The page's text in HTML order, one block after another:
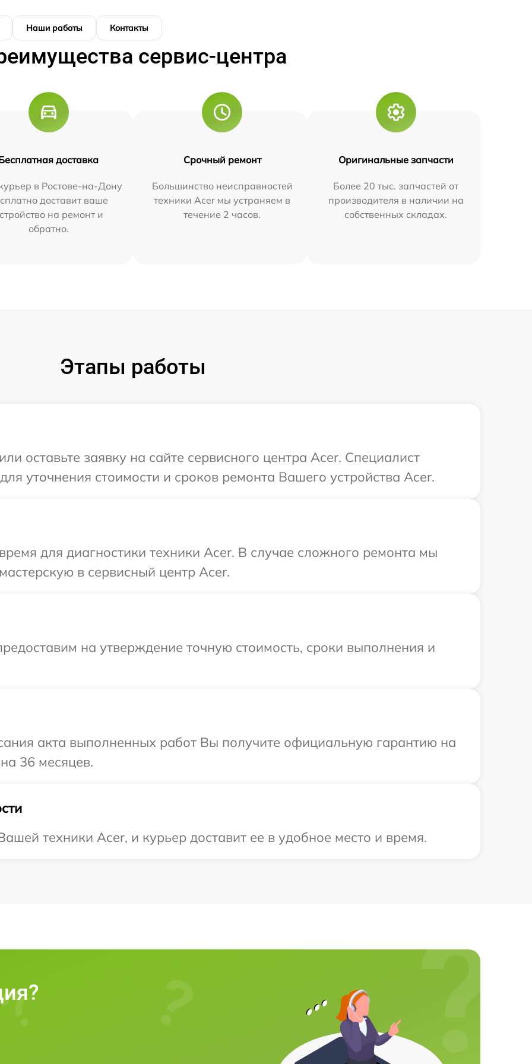
Наши работы Контакты
сервис-центра
доставка
в Ростове-на-Дону
доставит ваше
на ремонт и
обратно.
Срочный ремонт
Большинство неисправностей
техники Acer мы устраняем в
течение 2 часов.
Оригинальные запчасти
Более 20 тыс. запчастей от
производителя в наличии на
собственных складах.
Этапы работы
оставьте заявку на сайте сервисного центра Acer. Специалист
уточнения стоимости и сроков ремонта Вашего устройства Acer.
для диагностики техники Acer. В случае сложного ремонта мы
в сервисный центр Acer.
на утверждение точную стоимость, сроки выполнения и
акта выполненных работ Вы получите официальную гарантию на
36 месяцев.
техники Acer, и курьер доставит ее в удобное место и время.